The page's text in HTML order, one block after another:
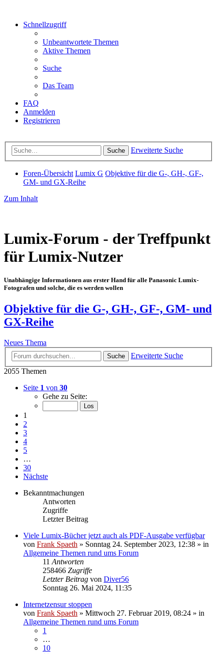
Schnellzugriff
Unbeantwortete Themen
Aktive Themen
Suche
Das Team
FAQ
Anmelden
Registrieren
Suche Erweiterte Suche
Foren-Übersicht Lumix G Objektive für die G-, GH-, GF-,
GM- und GX-Reihe
Zum Inhalt
Lumix-Forum - der Treffpunkt
für Lumix-Nutzer
Unabhängige Informationen aus erster Hand für alle Panasonic Lumix-
Fotografen und solche, die es werden wollen
Objektive für die G-, GH-, GF-, GM- und
GX-Reihe
Neues Thema
Suche
Erweiterte Suche
2055 Themen
Seite 1 von 30
Gehe zu Seite:
1
2
3
4
5
…
30
Nächste
Bekanntmachungen
Antworten
Zugriffe
Letzter Beitrag
Viele Lumix-Bücher jetzt auch als PDF-Ausgabe verfügbar
von Frank Spaeth » Sonntag 24. September 2023, 12:38 » in
Allgemeine Themen rund ums Forum
11 Antworten
258466 Zugriffe
Letzter Beitrag von Diver56
Sonntag 26. Mai 2024, 11:35
Internetzensur stoppen
von Frank Spaeth » Mittwoch 27. Februar 2019, 08:24 » in
Allgemeine Themen rund ums Forum
1
…
10